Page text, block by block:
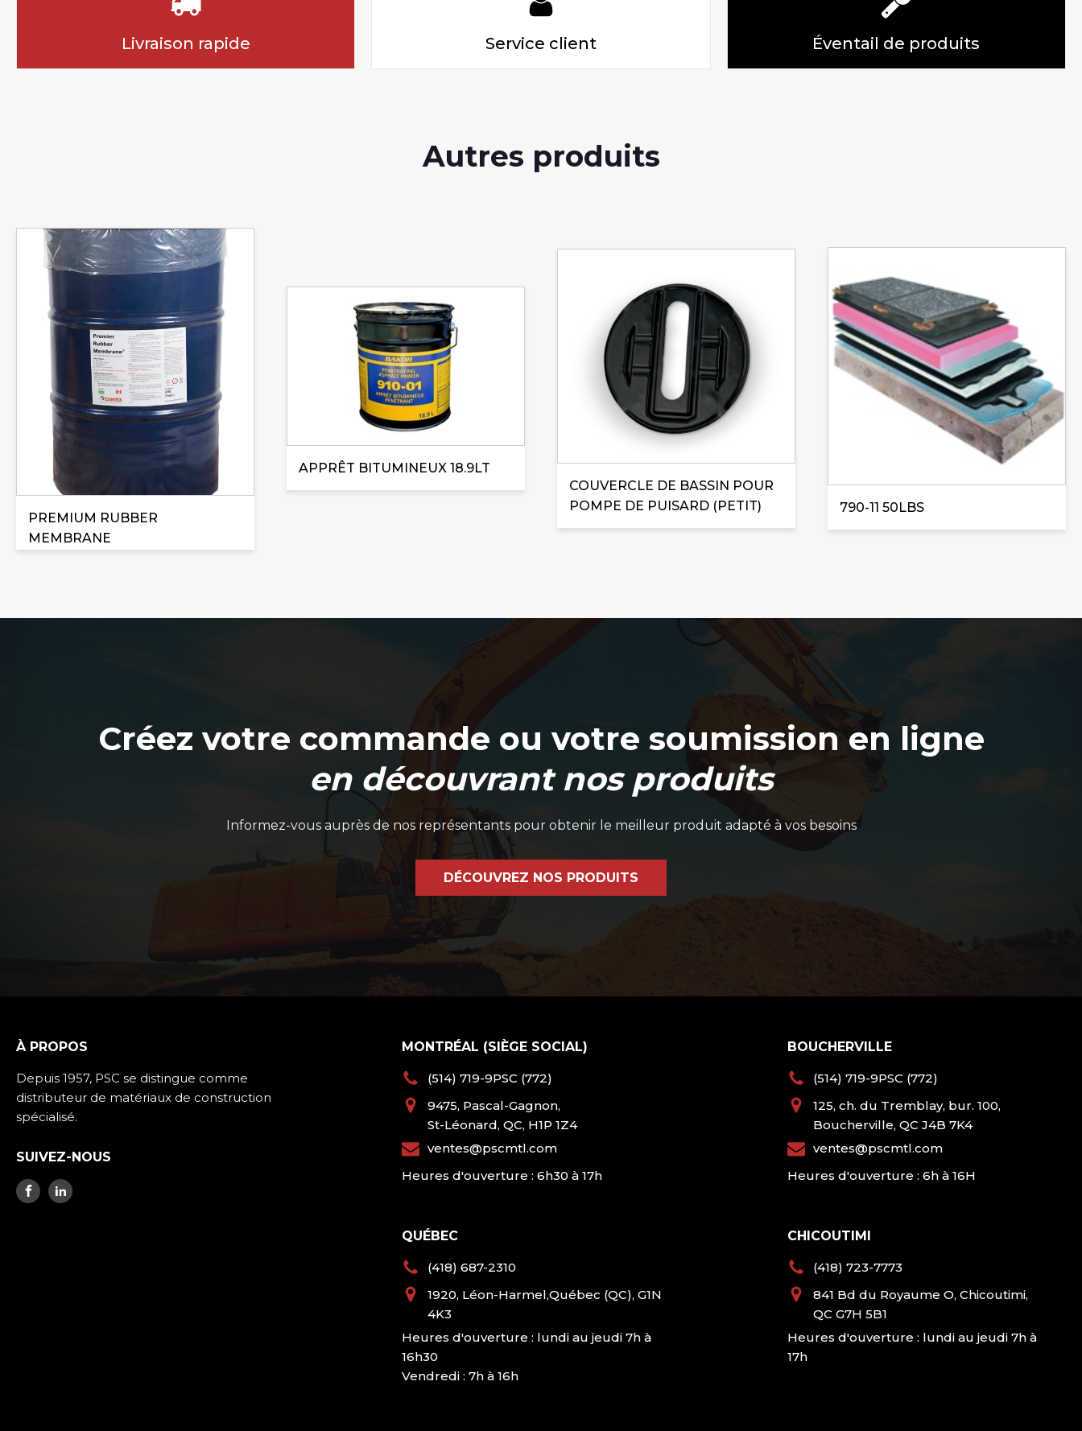
Livraison rapide Service client Éventail de produits
Autres produits
PREMIUM RUBBER
MEMBRANE
APPRÊT BITUMINEUX 18.9LT
COUVERCLE DE BASSIN POUR
POMPE DE PUISARD (PETIT)
790-11 50LBS
Créez votre commande ou votre soumission en ligne
en découvrant nos produits
Informez-vous auprès de nos représentants pour obtenir le meilleur produit adapté à vos besoins
DÉCOUVREZ NOS PRODUITS
À PROPOS
Depuis 1957, PSC se distingue comme
distributeur de matériaux de construction
spécialisé.
SUIVEZ-NOUS
MONTRÉAL (SIÈGE SOCIAL)
(514) 719-9PSC (772)
9475, Pascal-Gagnon,
St-Léonard, QC, H1P 1Z4
ventes@pscmtl.com
Heures d'ouverture : 6h30 à 17h
QUÉBEC
(418) 687-2310
1920, Léon-Harmel,Québec (QC), G1N
4K3
Heures d'ouverture : lundi au jeudi 7h à
16h30
Vendredi : 7h à 16h
BOUCHERVILLE
(514) 719-9PSC (772)
125, ch. du Tremblay, bur. 100,
Boucherville, QC J4B 7K4
ventes@pscmtl.com
Heures d'ouverture : 6h à 16H
CHICOUTIMI
(418) 723-7773
841 Bd du Royaume O, Chicoutimi,
QC G7H 5B1
Heures d'ouverture : lundi au jeudi 7h à
17h